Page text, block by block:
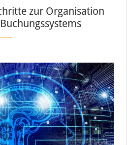
zur Organisation